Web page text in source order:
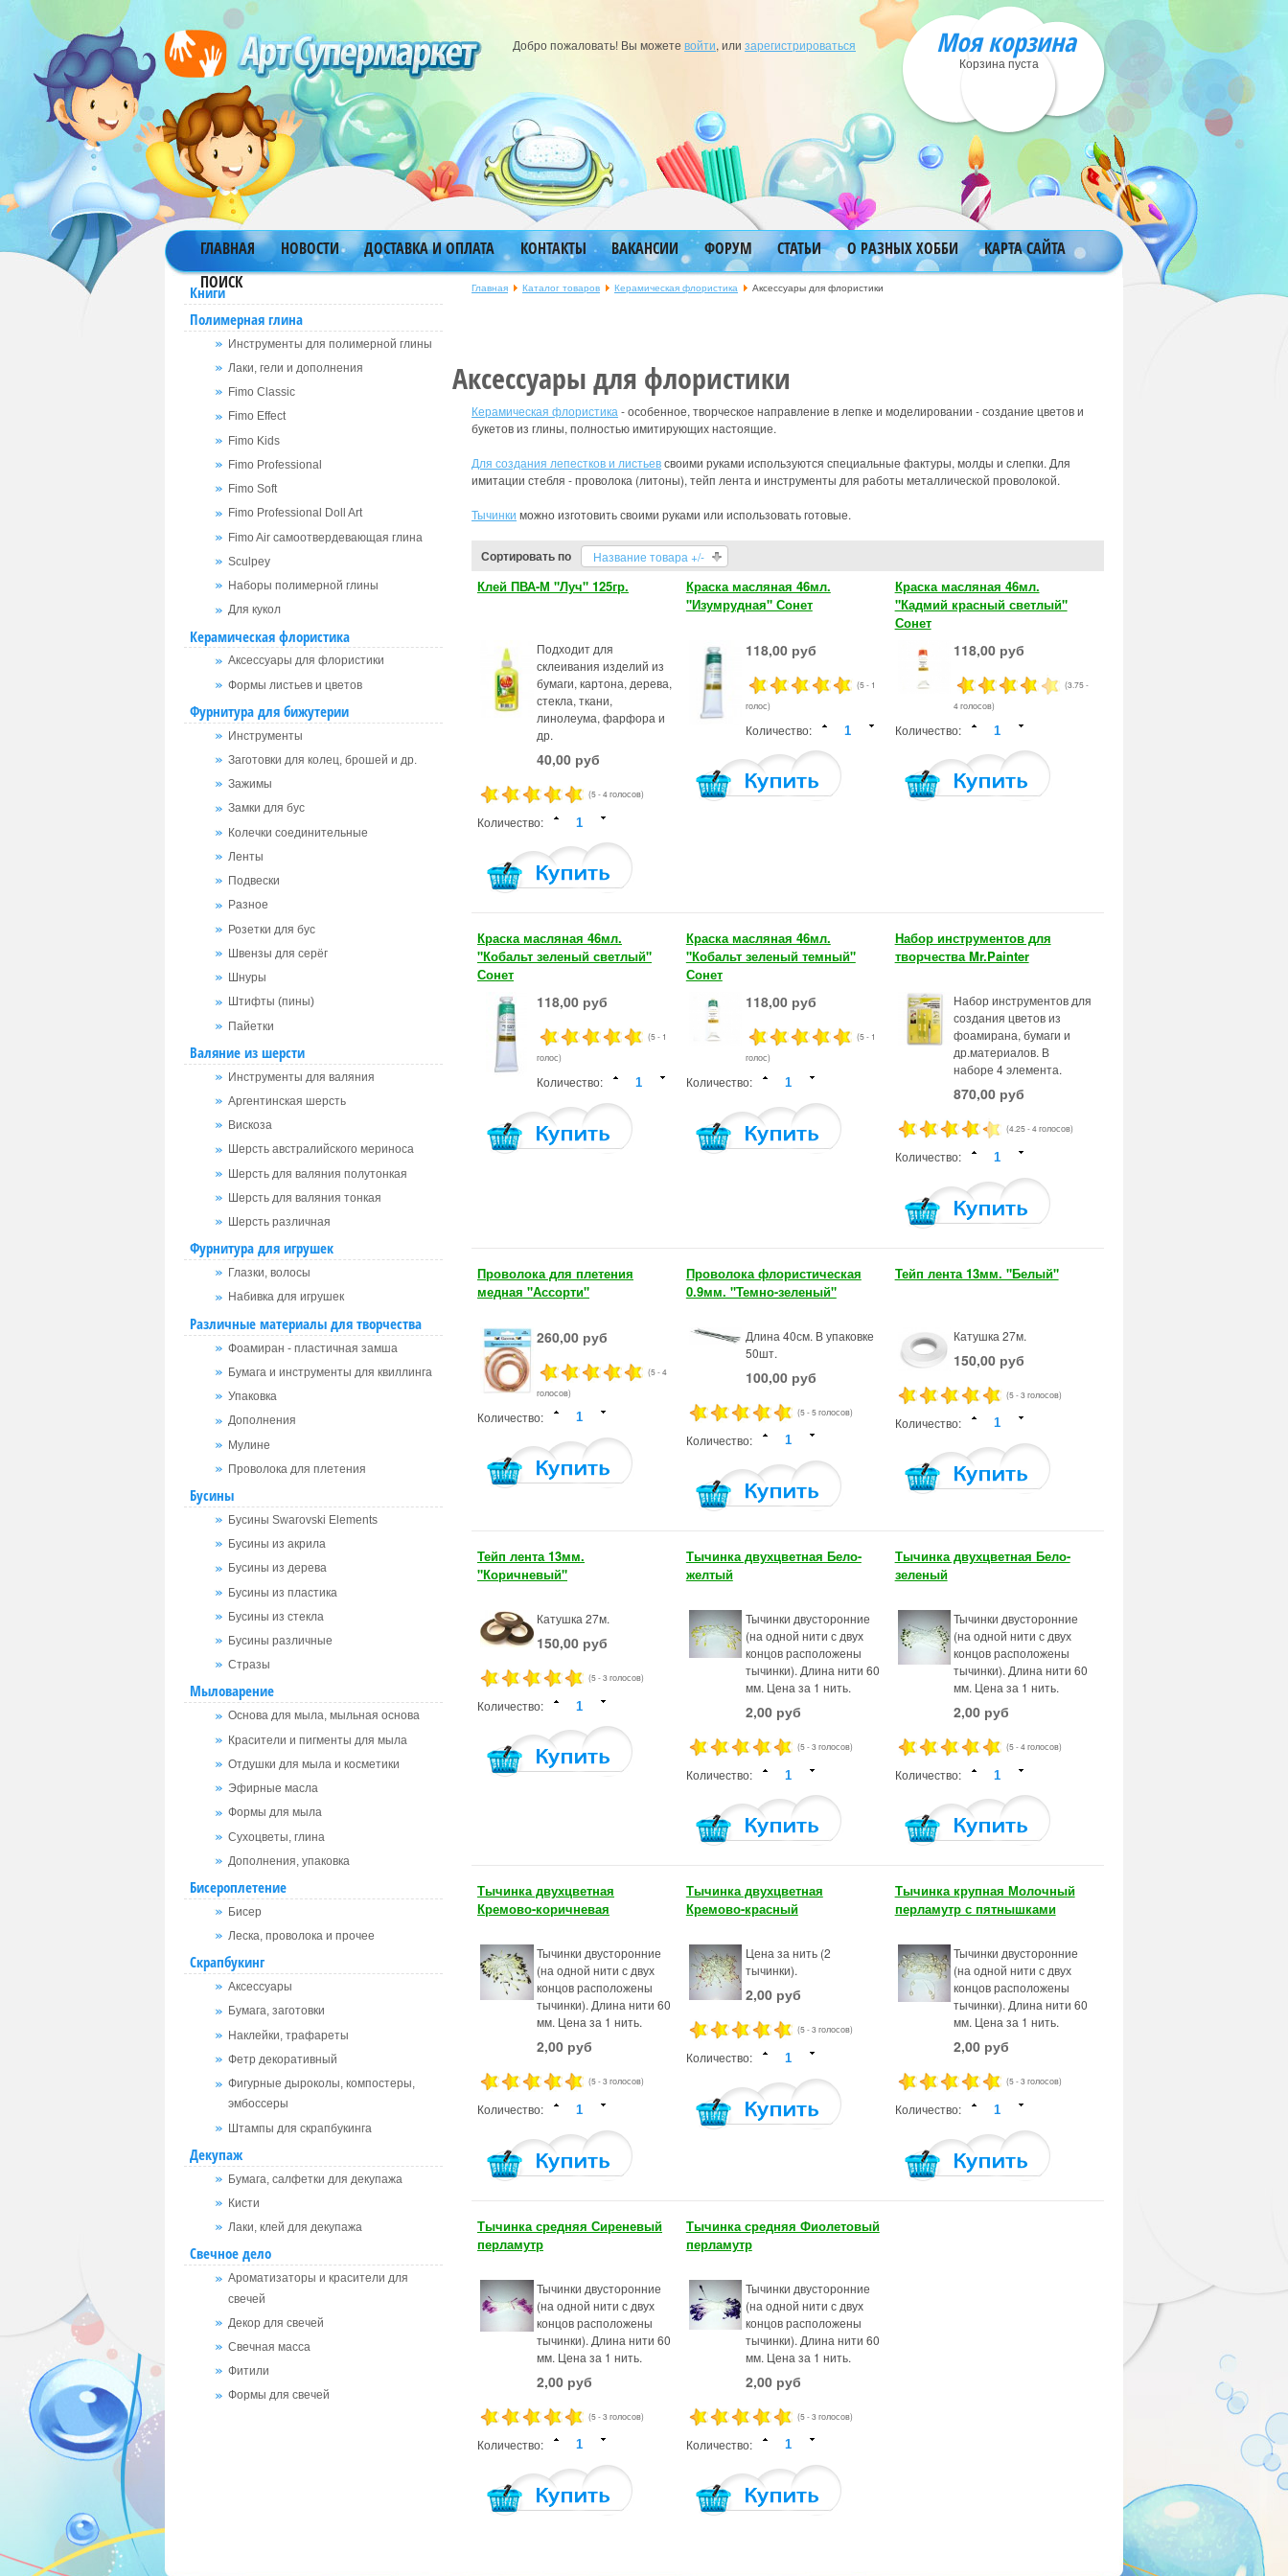
Добро пожаловать! Вы можете войти, или зарегистрироваться Моя корзина
Корзина пуста
ГЛАВНАЯ НОВОСТИ ДОСТАВКА И ОПЛАТА КОНТАКТЫ ВАКАНСИИ ФОРУМ СТАТЬИ О РАЗНЫХ ХОББИ
КАРТА САЙТА
ПОИСК
Книги
Полимерная глина
Инструменты для полимерной глины
Лаки, гели и дополнения
Fimo Classic
Fimo Effect
Fimo Kids
Fimo Professional
Fimo Soft
Fimo Professional Doll Art
Fimo Air самоотвердевающая глина
Sculpey
Наборы полимерной глины
Для кукол
Керамическая флористика
Аксессуары для флористики
Формы листьев и цветов
Фурнитура для бижутерии
Инструменты
Заготовки для колец, брошей и др.
Зажимы
Замки для бус
Колечки соединительные
Ленты
Подвески
Разное
Розетки для бус
Швензы для серёг
Шнуры
Штифты (пины)
Пайетки
Валяние из шерсти
Инструменты для валяния
Аргентинская шерсть
Вискоза
Шерсть австралийского мериноса
Шерсть для валяния полутонкая
Шерсть для валяния тонкая
Шерсть различная
Фурнитура для игрушек
Глазки, волосы
Набивка для игрушек
Различные материалы для творчества
Фоамиран - пластичная замша
Бумага и инструменты для квиллинга
Упаковка
Дополнения
Мулине
Проволока для плетения
Бусины
Бусины Swarovski Elements
Бусины из акрила
Бусины из дерева
Бусины из пластика
Бусины из стекла
Бусины различные
Стразы
Мыловарение
Основа для мыла, мыльная основа
Красители и пигменты для мыла
Отдушки для мыла и косметики
Эфирные масла
Формы для мыла
Сухоцветы, глина
Дополнения, упаковка
Бисероплетение
Бисер
Леска, проволока и прочее
Скрапбукинг
Аксессуары
Бумага, заготовки
Наклейки, трафареты
Фетр декоративный
Фигурные дыроколы, компостеры,
эмбоссеры
Штампы для скрапбукинга
Декупаж
Бумага, салфетки для декупажа
Кисти
Лаки, клей для декупажа
Свечное дело
Ароматизаторы и красители для
свечей
Декор для свечей
Свечная масса
Фитили
Формы для свечей
Главная Каталог товаров Керамическая флористика Аксессуары для флористики
Аксессуары для флористики
Керамическая флористика - особенное, творческое направление в лепке и моделировании - создание цветов и
букетов из глины, полностью имитирующих настоящие.
Для создания лепестков и листьевсвоими руками используются специальные фактуры, молды и слепки. Для
имитации стебля - проволока (литоны), тейп лента и инструменты для работы металлической проволокой.
Тычинки можно изготовить своими руками или использовать готовые.
Сортировать по Название товара +/-
Клей ПВА-М "Луч" 125гр.
Подходит для
склеивания изделий из
бумаги, картона, дерева,
стекла, ткани,
линолеума, фарфора и
др.
40,00 руб
(5 - 4 голосов)
Количество:
Краска масляная 46мл.
"Изумрудная" Сонет
118,00 руб
(5 - 1
голос)
Количество:
Краска масляная 46мл.
"Кадмий красный светлый"
Сонет
118,00 руб
(3.75 -
4 голосов)
Количество:
Краска масляная 46мл.
"Кобальт зеленый светлый"
Сонет
118,00 руб
(5 - 1
голос)
Количество:
Краска масляная 46мл.
"Кобальт зеленый темный"
Сонет
118,00 руб
(5 - 1
голос)
Количество:
Набор инструментов для
творчества Mr.Painter
Набор инструментов для
создания цветов из
фоамирана, бумаги и
др.материалов. В
наборе 4 элемента.
870,00 руб
(4.25 - 4 голосов)
Количество:
Проволока для плетения
медная "Ассорти"
260,00 руб
(5 - 4
голосов)
Количество:
Проволока флористическая
0.9мм. "Темно-зеленый"
Длина 40см. В упаковке
50шт.
100,00 руб
(5 - 5 голосов)
Количество:
Тейп лента 13мм. "Белый"
Катушка 27м.
150,00 руб
(5 - 3 голосов)
Количество:
Тейп лента 13мм.
"Коричневый"
Катушка 27м.
150,00 руб
(5 - 3 голосов)
Количество:
Тычинка двухцветная Бело-
желтый
Тычинки двусторонние
(на одной нити с двух
концов расположены
тычинки). Длина нити 60
мм. Цена за 1 нить.
2,00 руб
(5 - 3 голосов)
Количество:
Тычинка двухцветная Бело-
зеленый
Тычинки двусторонние
(на одной нити с двух
концов расположены
тычинки). Длина нити 60
мм. Цена за 1 нить.
2,00 руб
(5 - 4 голосов)
Количество:
Тычинка двухцветная
Кремово-коричневая
Тычинки двусторонние
(на одной нити с двух
концов расположены
тычинки). Длина нити 60
мм. Цена за 1 нить.
2,00 руб
(5 - 3 голосов)
Количество:
Тычинка двухцветная
Кремово-красный
Цена за нить (2
тычинки).
2,00 руб
(5 - 3 голосов)
Количество:
Тычинка крупная Молочный
перламутр с пятнышками
Тычинки двусторонние
(на одной нити с двух
концов расположены
тычинки). Длина нити 60
мм. Цена за 1 нить.
2,00 руб
(5 - 3 голосов)
Количество:
Тычинка средняя Сиреневый
перламутр
Тычинки двусторонние
(на одной нити с двух
концов расположены
тычинки). Длина нити 60
мм. Цена за 1 нить.
2,00 руб
(5 - 3 голосов)
Количество:
Тычинка средняя Фиолетовый
перламутр
Тычинки двусторонние
(на одной нити с двух
концов расположены
тычинки). Длина нити 60
мм. Цена за 1 нить.
2,00 руб
(5 - 3 голосов)
Количество: